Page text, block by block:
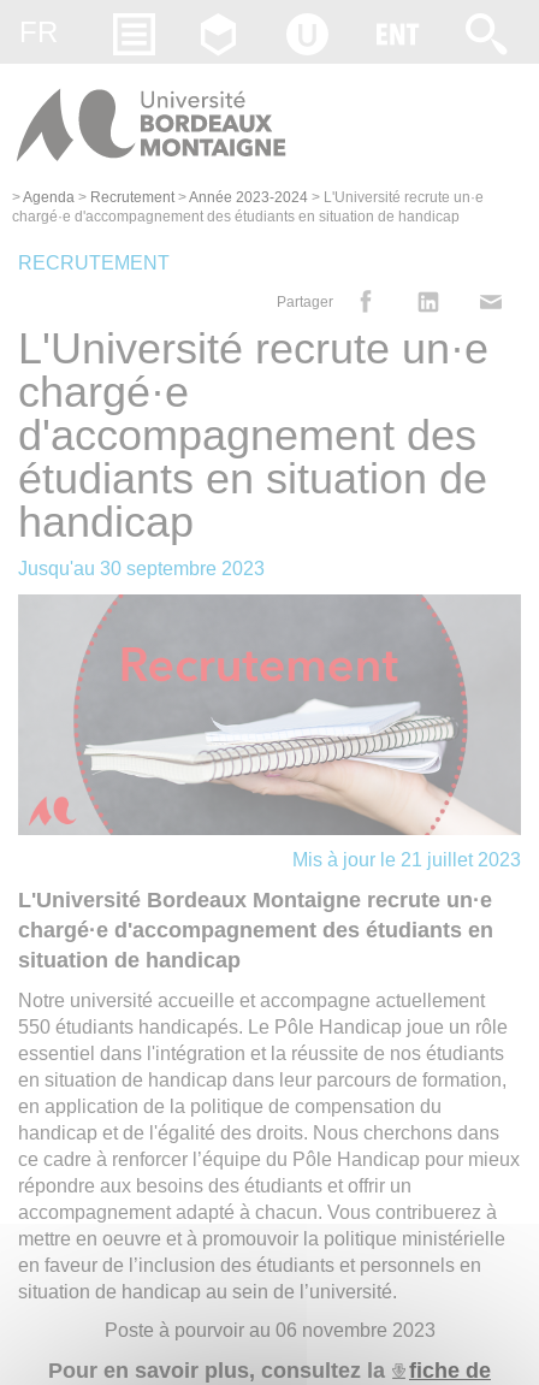
>Agenda > Recrutement >Année 2023-2024 > L'Université recrute un·e
chargé·e d'accompagnement des étudiants en situation de handicap
RECRUTEMENT
Partager
L'Université recrute un·e
chargé·e
d'accompagnement des
étudiants en situation de
handicap
Jusqu'au 30 septembre 2023
Mis à jour le 21 juillet 2023
L'Université Bordeaux Montaigne recrute un·e
chargé·e d'accompagnement des étudiants en
situation de handicap
Notre université accueille et accompagne actuellement
550 étudiants handicapés. Le Pôle Handicap joue un rôle
essentiel dans l'intégration et la réussite de nos étudiants
en situation de handicap dans leur parcours de formation,
en application de la politique de compensation du
handicap et de l'égalité des droits. Nous cherchons dans
ce cadre à renforcer l’équipe du Pôle Handicap pour mieux
répondre aux besoins des étudiants et offrir un
accompagnement adapté à chacun. Vous contribuerez à
mettre en oeuvre et à promouvoir la politique ministérielle
en faveur de l’inclusion des étudiants et personnels en
situation de handicap au sein de l’université.
Poste à pourvoir au 06 novembre 2023
Pour en savoir plus, consultez la
fiche de